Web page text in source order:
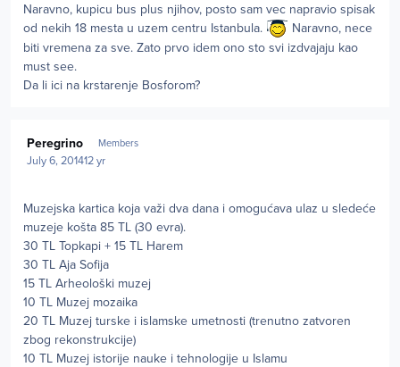
Naravno, kupicu bus plus njihov, posto sam vec napravio spisak
od nekih 18 mesta u uzem centru Istanbula.
Naravno, nece
biti vremena za sve. Zato prvo idem ono sto svi izdvajaju kao
must see.
Da li ici na krstarenje Bosforom?
Peregrino Members
July 6, 201412 yr
Muzejska kartica koja važi dva dana i omogućava ulaz u sledeće
muzeje košta 85 TL (30 evra).
30 TL Topkapi + 15 TL Harem
30 TL Aja Sofija
15 TL Arheološki muzej
10 TL Muzej mozaika
20 TL Muzej turske i islamske umetnosti (trenutno zatvoren
zbog rekonstrukcije)
10 TL Muzej istorije nauke i tehnologije u Islamu